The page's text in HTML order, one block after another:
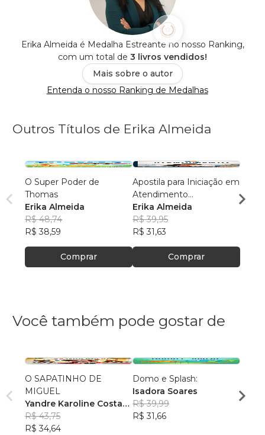
Erika Almeida é Medalha Estreante no nosso Ranking,
com um total de 3 livros vendidos!
Mais sobre o autor
Entenda o nosso Ranking de Medalhas
Outros Títulos de Erika Almeida
O Super Poder de
Thomas
Erika Almeida
R$ 48,74
R$ 38,59
Comprar
Apostila para Iniciação em
Atendimento
Psicopedagógico
Erika Almeida
R$ 39,95
R$ 31,63
Comprar
Erika
Você também pode gostar de
O SAPATINHO DE
MIGUEL
Yandre Karoline Costa
Mourão
R$ 43,75
R$ 34,64
Domo e Splash:
Isadora Soares
R$ 39,99
R$ 31,66
seu
Alice